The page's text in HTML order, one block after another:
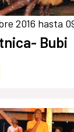
2016 hasta
Bubi